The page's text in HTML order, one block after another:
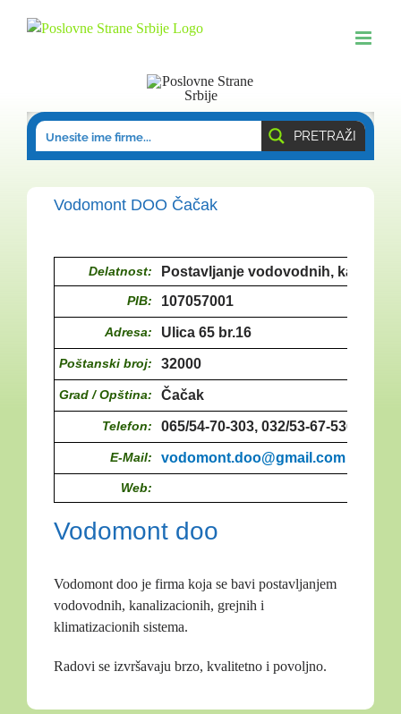
PRETRAŽI
Vodomont DOO Čačak
Delatnost: Postavljanje vodovodnih,
PIB: 107057001
Adresa: Ulica 65 br.16
Poštanski broj: 32000
Grad / Opština: Čačak
Telefon: 065/54-70-303, 032/53-67-536
E-Mail: vodomont.doo@gmail.com
Web:
Vodomont doo
Vodomont doo je firma koja se bavi postavljanjem
vodovodnih, kanalizacionih, grejnih i
klimatizacionih sistema.
Radovi se izvršavaju brzo, kvalitetno i povoljno.